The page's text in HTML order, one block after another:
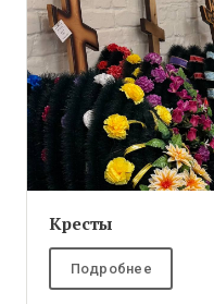
Кресты
Подробнее